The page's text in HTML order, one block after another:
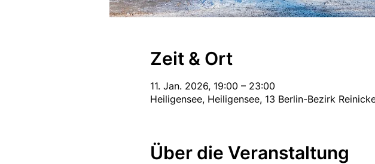
Zeit & Ort
11. Jan. 2026, 19:00 – 23:00
Heiligensee, Heiligensee, 13 Berlin-Bezirk
Über die Veranstaltung